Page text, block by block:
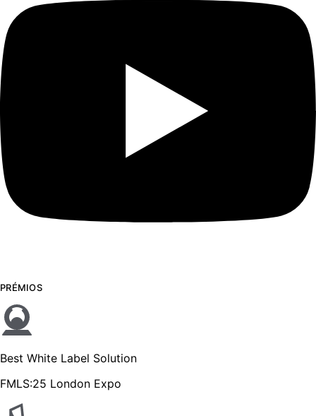
PRÉMIOS
Best White Label Solution
FMLS:25 London Expo